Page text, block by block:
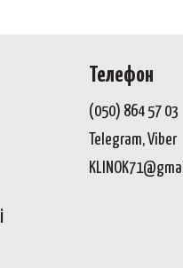
і
Телефон
(050) 864 57 03
Telegram, Viber